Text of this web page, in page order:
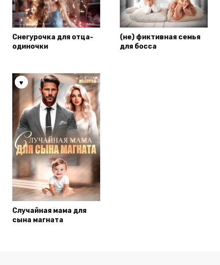
Снегурочка для отца-
одиночки
(не) фиктивная семья
для босса
Случайная мама для
сына магната